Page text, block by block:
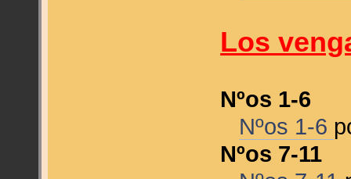
Los
Nºos 1-6
Nºos 1-6
Nºos 7-11